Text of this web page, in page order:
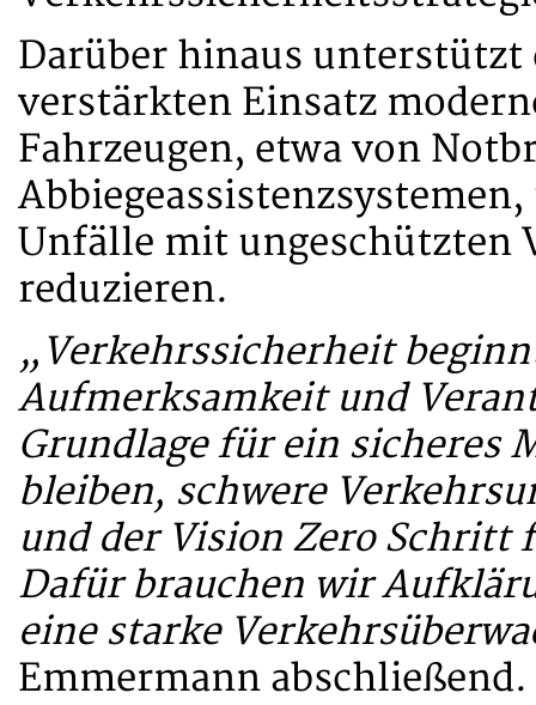
Darüber hinaus unterstützt
verstärkten Einsatz
Fahrzeugen, etwa von
Unfälle mit ungeschützten
reduzieren.
„Verkehrssicherheit
Aufmerksamkeit und
Grundlage für ein sicheres
bleiben, schwere
und der Vision Zero
Dafür brauchen wir
eine starke
Emmermann abschließend.